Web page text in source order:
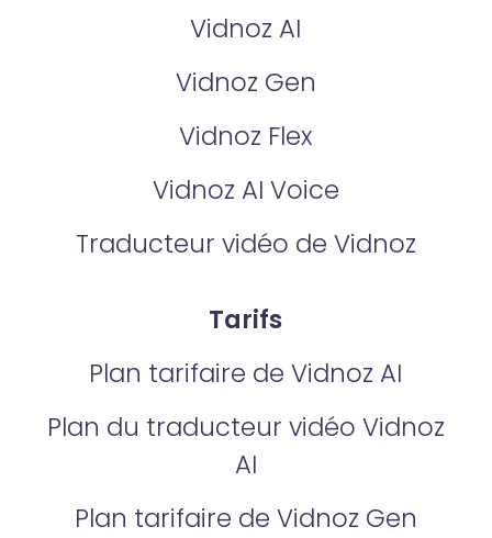
Vidnoz AI
Vidnoz Gen
Vidnoz Flex
Vidnoz AI Voice
Traducteur vidéo de Vidnoz
Tarifs
Plan tarifaire de Vidnoz AI
Plan du traducteur vidéo Vidnoz
AI
Plan tarifaire de Vidnoz Gen